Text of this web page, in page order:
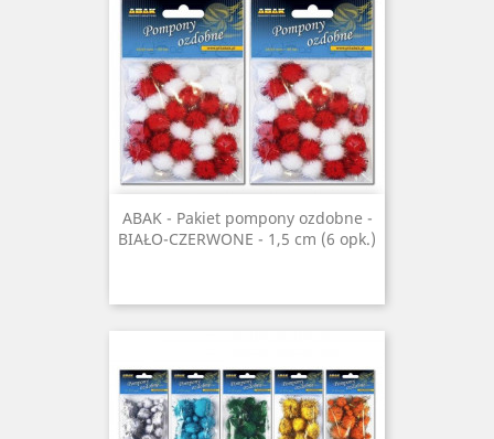
ABAK - Pakiet pompony ozdobne -
BIAŁO-CZERWONE - 1,5 cm (6 opk.)